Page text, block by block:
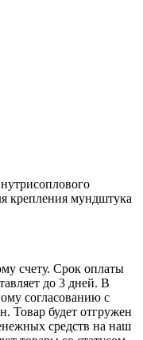
крепления мундштука
счету. Срок оплаты
до 3 дней. В
согласованию с
Товар будет отгружен
средств на наш